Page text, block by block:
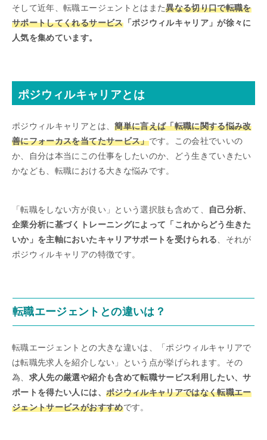
そして近年、転職エージェントとはまた異なる切り口で転職を
サポートしてくれるサービス「ポジウィルキャリア」が徐々に
人気を集めています。
ポジウィルキャリアとは
ポジウィルキャリアとは、簡単に言えば「転職に関する悩み改
善にフォーカスを当てたサービス」です。この会社でいいの
か、自分は本当にこの仕事をしたいのか、どう生きていきたい
かなども、転職における大きな悩みです。
「転職をしない方が良い」という選択肢も含めて、
自己分析、
企業分析に基づくトレーニングによって「これからどう生きた
いか」を主軸においたキャリアサポートを受けられる 、それが
ポジウィルキャリアの特徴です。
転職エージェントとの違いは？
転職エージェントとの大きな違いは、「ポジウィルキャリアで
は転職先求人を紹介しない」という点が挙げられます。その
為、 求人先の厳選や紹介も含めて転職サービス利用したい、サ
ポートを得たい人には、 ポジウィルキャリアではなく転職エー
ジェントサービスがおすすめです。